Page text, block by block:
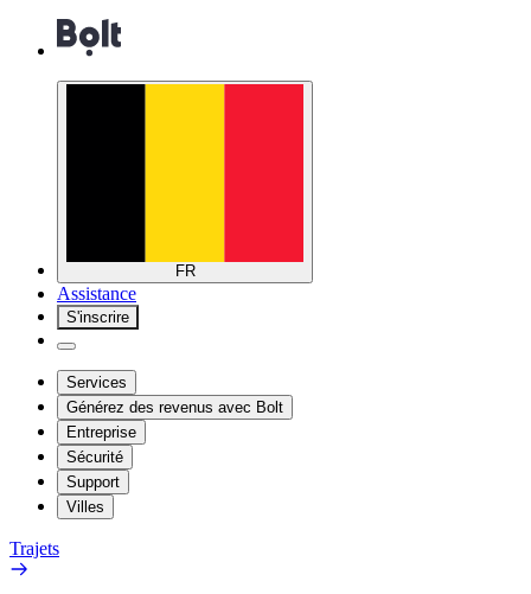
FR
Assistance
S'inscrire
Services
Générez des revenus avec Bolt
Entreprise
Sécurité
Support
Villes
Trajets